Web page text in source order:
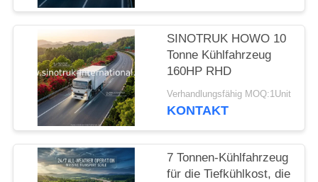
SINOTRUK HOWO 10
Tonne Kühlfahrzeug
160HP RHD
Verhandlungsfähig MOQ:1Unit
KONTAKT
7 Tonnen-Kühlfahrzeug
für die Tiefkühlkost, die